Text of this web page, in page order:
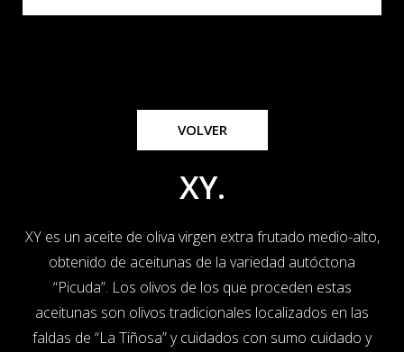
VOLVER
XY.
XY es un aceite de oliva virgen extra frutado medio-alto,
obtenido de aceitunas de la variedad autóctona
“Picuda”. Los olivos de los que proceden estas
aceitunas son olivos tradicionales localizados en las
faldas de “La Tiñosa” y cuidados con sumo cuidado y